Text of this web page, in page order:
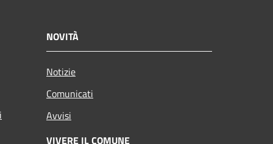
NOVITÀ
Notizie
Comunicati
Avvisi
VIVERE IL COMUNE